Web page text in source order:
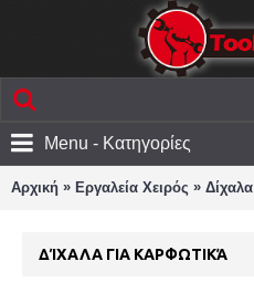
Menu - Κατηγορίες
Αρχική » Εργαλεία Χειρός »
ΔΊΧΑΛΑ ΓΙΑ ΚΑΡΦΩΤΙΚΆ